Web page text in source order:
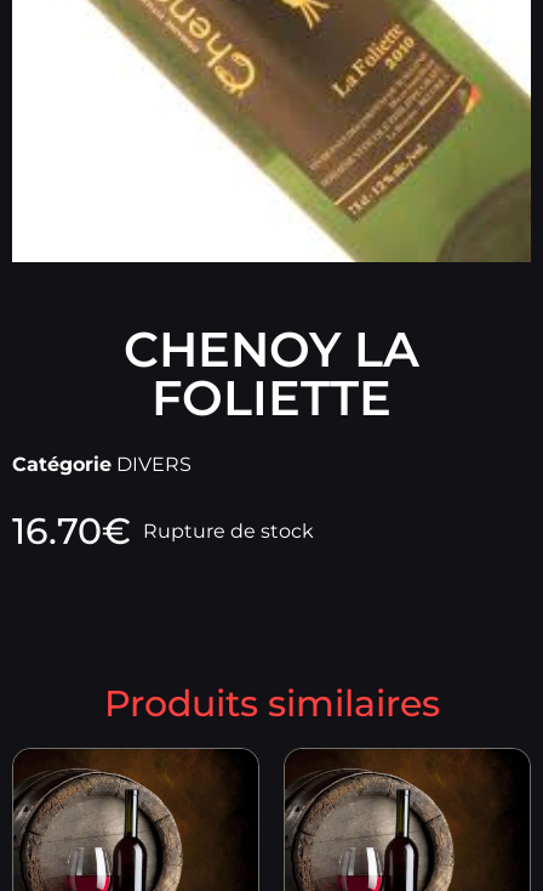
CHENOY LA
FOLIETTE
Catégorie DIVERS
16.70€ Rupture de stock
Produits similaires